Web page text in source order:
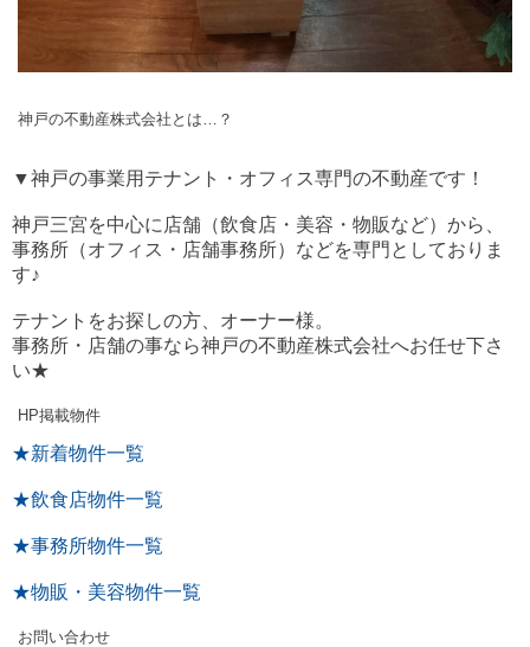
神戸の不動産株式会社とは…？
▼神戸の事業用テナント・オフィス専門の不動産です！
神戸三宮を中心に店舗（飲食店・美容・物販など）から、
事務所（オフィス・店舗事務所）などを専門としておりま
す♪
テナントをお探しの方、オーナー様。
事務所・店舗の事なら神戸の不動産株式会社へお任せ下さ
い★
HP掲載物件
★新着物件一覧
★飲食店物件一覧
★事務所物件一覧
★物販・美容物件一覧
お問い合わせ